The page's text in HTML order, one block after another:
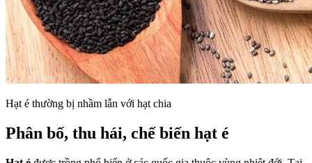
Hạt é thường bị nhầm lẫn với hạt chia
Phân bố, thu hái, chế biến hạt é